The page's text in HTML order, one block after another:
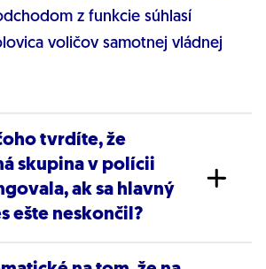
z funkcie súhlasí
voličov samotnej vládnej
tvrdíte, že
skupina v polícii
ak sa hlavný
ešte neskončil?